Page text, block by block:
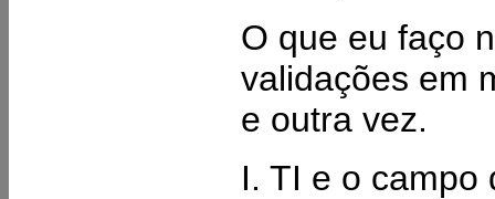
O que eu faço
validações em
e outra vez.
I. TI e o campo